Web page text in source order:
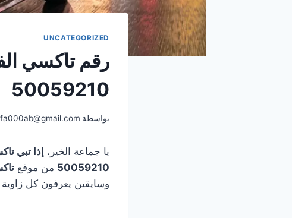
UNCATEGORIZED
رقم تاكسي
50059210
بواسطة
يا جماعة الخير، إذا تبي
50059210 من موقع
وسايقين يعرفون كل